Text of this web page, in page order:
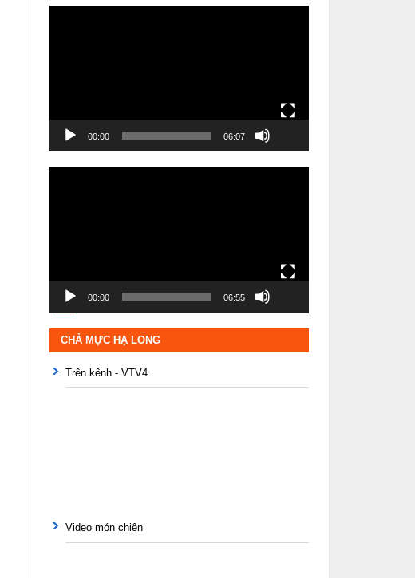
00:00 06:07
00:00 06:55
CHẢ MỰC HẠ LONG
Trên kênh - VTV4
Video món chiên